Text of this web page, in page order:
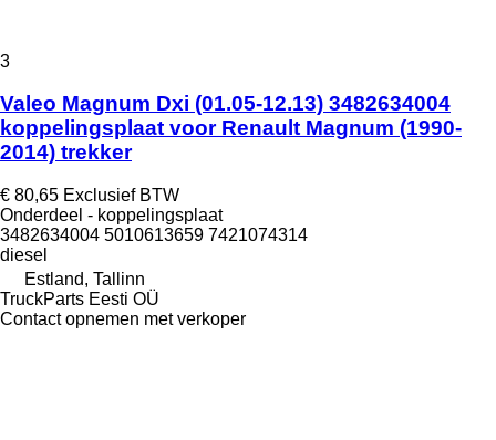
3
Valeo Magnum Dxi (01.05-12.13) 3482634004
koppelingsplaat voor Renault Magnum (1990-
2014) trekker
€ 80,65 Exclusief BTW
Onderdeel - koppelingsplaat
3482634004 5010613659 7421074314
diesel
Estland, Tallinn
TruckParts Eesti OÜ
Contact opnemen met verkoper